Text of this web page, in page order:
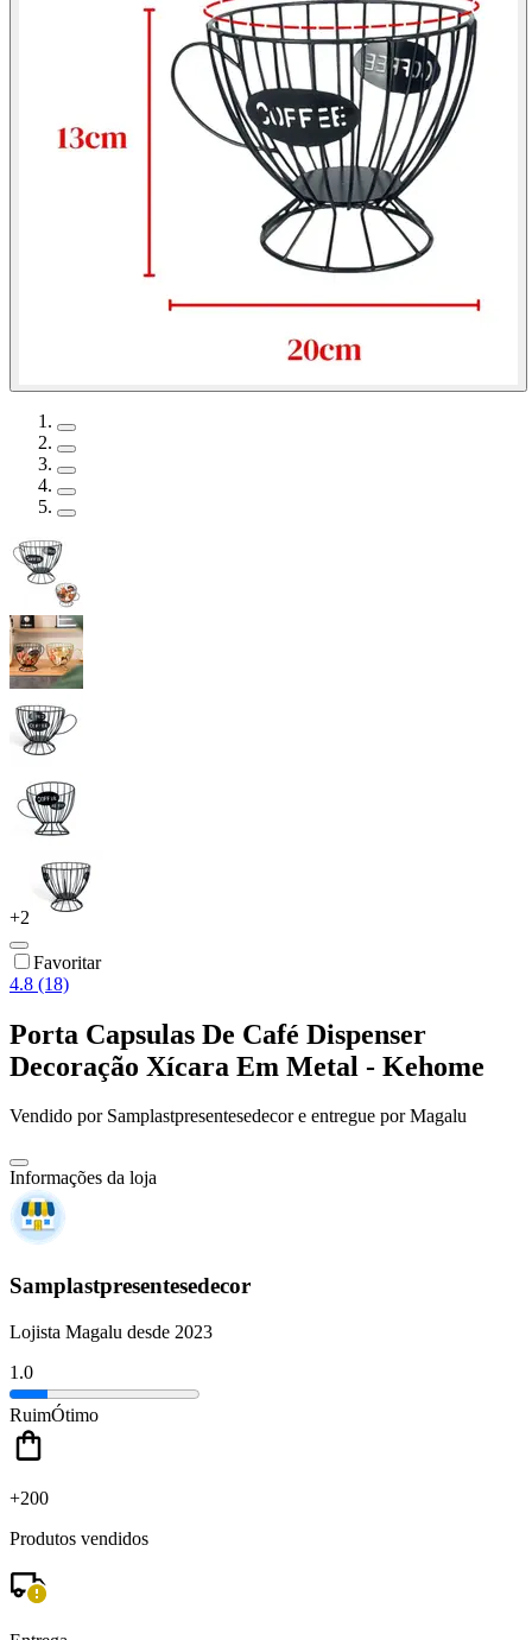
+2
Favoritar
4.8 (18)
Porta Capsulas De Café Dispenser
Decoração Xícara Em Metal - Kehome
Vendido por Samplastpresentesedecore entregue por Magalu
Informações da loja
Samplastpresentesedecor
Lojista Magalu desde 2023
1.0
RuimÓtimo
+200
Produtos vendidos